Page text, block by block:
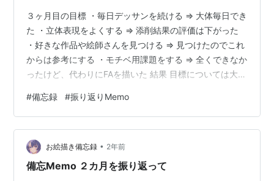
３ヶ月目の目標 ・毎日デッサンを続ける ⇒ 大体毎日でき
た ・立体表現をよくする ⇒ 添削結果の評価は下がった
・好きな作品や絵師さんを見つける ⇒ 見つけたのでこれ
からは参考にする ・モチベ用課題をする ⇒ 全くできなか
ったけど、代わりにFAを描いた 結果 目標については大体
がった 今後の目標 １．かかげクエストゴブルスの課題３
の合格 ⇒ 回り込み表現の克服と立体質感表現 ２．デッサ
ン添削で立体表現の点数４点以上を達成する ⇒ 立体表現
についての参考動画を探して試してみる ３．自由な人体
表現を学ぶ ⇒ トルソーをたくさん描く ４．モチベ課題
#備忘録 #振り返りMemo
お絵描き備忘録 • 2年前
備忘Memo ２カ月を振り返って